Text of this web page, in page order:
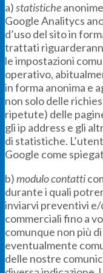
a)statistiche
Google Analitycs
d’uso del sito in
trattati
le impostazioni
operativo,
in forma anonima e
non solo delle
ripetute) delle
gli ip address e gli
di statistiche.
Google come
b)modulo contatti
durante i quali
inviarvi preventivi
commerciali fino a
comunque non più
eventualmente
delle nostre